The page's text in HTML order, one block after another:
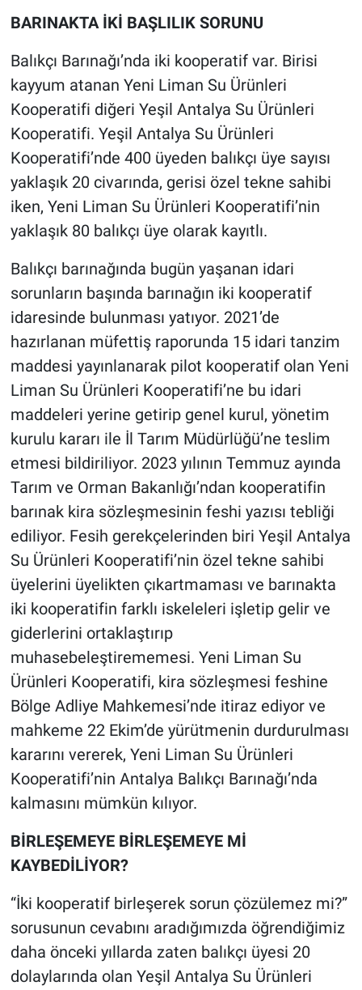
BARINAKTA İKİ BAŞLILIK SORUNU
Balıkçı Barınağı’nda iki kooperatif var. Birisi
kayyum atanan Yeni Liman Su Ürünleri
Kooperatifi diğeri Yeşil Antalya Su Ürünleri
Kooperatifi. Yeşil Antalya Su Ürünleri
Kooperatifi’nde 400 üyeden balıkçı üye sayısı
yaklaşık 20 civarında, gerisi özel tekne sahibi
iken, Yeni Liman Su Ürünleri Kooperatifi’nin
yaklaşık 80 balıkçı üye olarak kayıtlı.
Balıkçı barınağında bugün yaşanan idari
sorunların başında barınağın iki kooperatif
idaresinde bulunması yatıyor. 2021’de
hazırlanan müfettiş raporunda 15 idari tanzim
maddesi yayınlanarak pilot kooperatif olan Yeni
Liman Su Ürünleri Kooperatifi’ne bu idari
maddeleri yerine getirip genel kurul, yönetim
kurulu kararı ile İl Tarım Müdürlüğü’ne teslim
etmesi bildiriliyor. 2023 yılının Temmuz ayında
Tarım ve Orman Bakanlığı’ndan kooperatifin
barınak kira sözleşmesinin feshi yazısı tebliği
ediliyor. Fesih gerekçelerinden biri Yeşil Antalya
Su Ürünleri Kooperatifi’nin özel tekne sahibi
üyelerini üyelikten çıkartmaması ve barınakta
iki kooperatifin farklı iskeleleri işletip gelir ve
giderlerini ortaklaştırıp
muhasebeleştirememesi. Yeni Liman Su
Ürünleri Kooperatifi, kira sözleşmesi feshine
Bölge Adliye Mahkemesi’nde itiraz ediyor ve
mahkeme 22 Ekim’de yürütmenin durdurulması
kararını vererek, Yeni Liman Su Ürünleri
Kooperatifi’nin Antalya Balıkçı Barınağı’nda
kalmasını mümkün kılıyor.
BİRLEŞEMEYE BİRLEŞEMEYE Mİ
KAYBEDİLİYOR?
“İki kooperatif birleşerek sorun çözülemez mi?”
sorusunun cevabını aradığımızda öğrendiğimiz
daha önceki yıllarda zaten balıkçı üyesi 20
dolaylarında olan Yeşil Antalya Su Ürünleri